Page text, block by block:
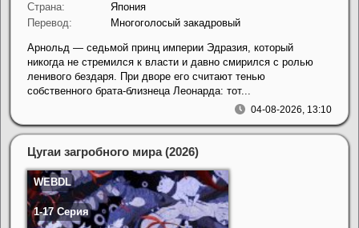
Страна:
Япония
Перевод:
Многоголосый закадровый
04-08-2026, 13:10
Арнольд — седьмой принц империи Эдразия, который
никогда не стремился к власти и давно смирился с ролью
ленивого бездаря. При дворе его считают тенью
собственного брата-близнеца Леонарда: тот...
Цугаи загробного мира (2026)